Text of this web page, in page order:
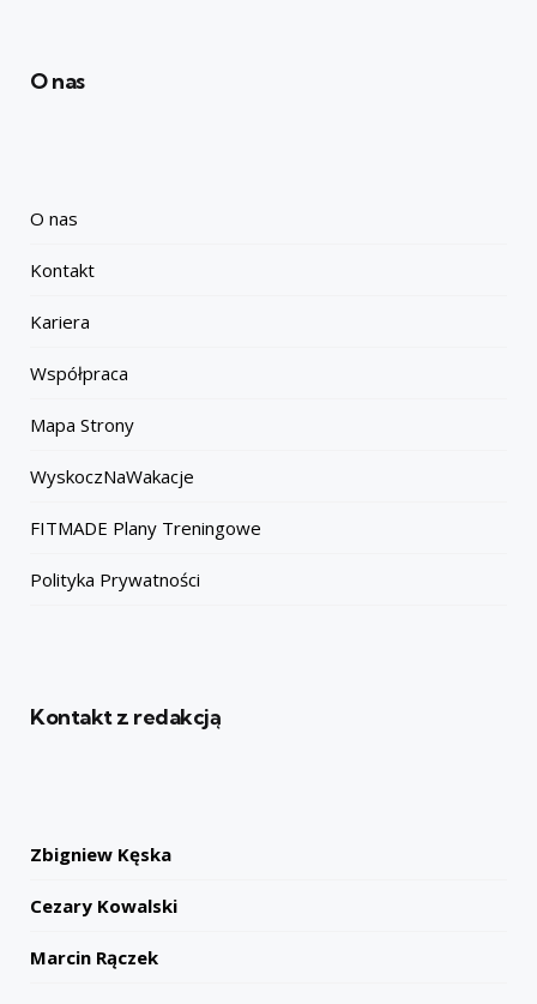
O nas
O nas
Kontakt
Kariera
Współpraca
Mapa Strony
WyskoczNaWakacje
FITMADE Plany Treningowe
Polityka Prywatności
Kontakt z redakcją
Zbigniew Kęska
Cezary Kowalski
Marcin Rączek